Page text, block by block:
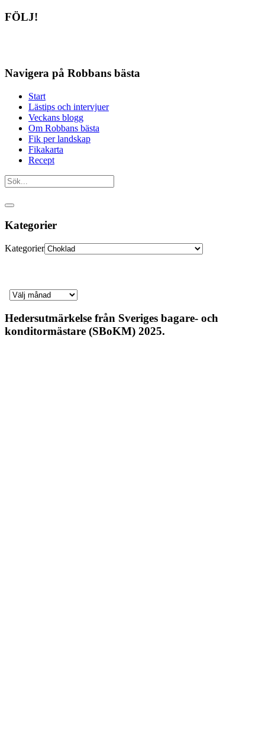
FÖLJ!
Navigera på Robbans bästa
Start
Lästips och intervjuer
Veckans blogg
Om Robbans bästa
Fik per landskap
Fikakarta
Recept
Kategorier
Kategorier
Hedersutmärkelse från Sveriges bagare- och
konditormästare (SBoKM) 2025.